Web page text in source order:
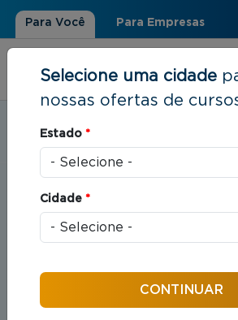
Para Você Para Empresas
Estudar em:Florianópolis, SC
Você está aqui
Cursos em Direito
jurídicas que organizam as
e sociedade.
Selecione uma cidade
nossas ofertas de
Estado *
Cidade *